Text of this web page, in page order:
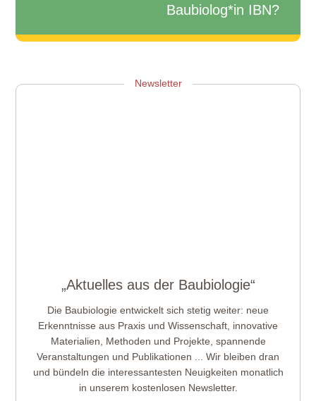
Baubiolog*in IBN?
Newsletter
„Aktuelles aus der Baubiologie“
Die Baubiologie entwickelt sich stetig weiter: neue
Erkenntnisse aus Praxis und Wissenschaft, innovative
Materialien, Methoden und Projekte, spannende
Veranstaltungen und Publikationen ... Wir bleiben dran
und bündeln die interessantesten Neuigkeiten monatlich
in unserem kostenlosen Newsletter.